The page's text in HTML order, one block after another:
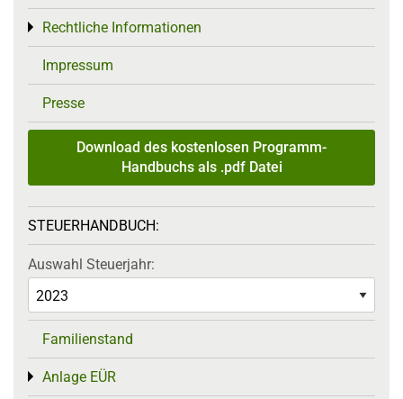
Rechtliche Informationen
Toggle menu
Impressum
Presse
Download des kostenlosen Programm-
Handbuchs als .pdf Datei
STEUERHANDBUCH:
Auswahl Steuerjahr:
Familienstand
Anlage EÜR
Toggle menu